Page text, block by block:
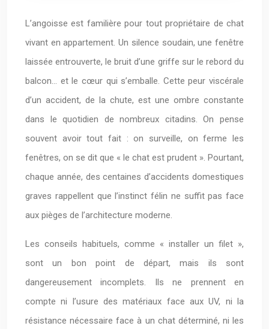
L’angoisse est familière pour tout propriétaire de chat
vivant en appartement. Un silence soudain, une fenêtre
laissée entrouverte, le bruit d’une griffe sur le rebord du
balcon… et le cœur qui s’emballe. Cette peur viscérale
d’un accident, de la chute, est une ombre constante
dans le quotidien de nombreux citadins. On pense
souvent avoir tout fait : on surveille, on ferme les
fenêtres, on se dit que « le chat est prudent ». Pourtant,
chaque année, des centaines d’accidents domestiques
graves rappellent que l’instinct félin ne suffit pas face
aux pièges de l’architecture moderne.
Les conseils habituels, comme « installer un filet »,
sont un bon point de départ, mais ils sont
dangereusement incomplets. Ils ne prennent en
compte ni l’usure des matériaux face aux UV, ni la
résistance nécessaire face à un chat déterminé, ni les